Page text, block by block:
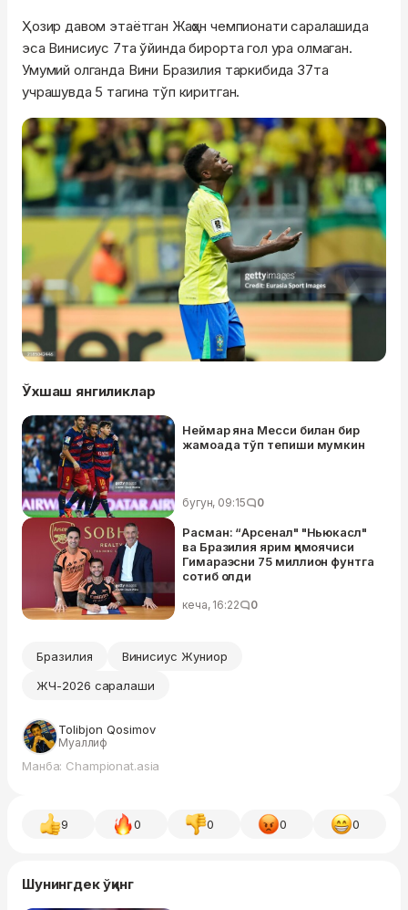
Ҳозир давом этаётган Жаҳон чемпионати саралашида
эса Винисиус 7та ўйинда бирорта гол ура олмаган.
Умумий олганда Вини Бразилия таркибида 37та
учрашувда 5 тагина тўп киритган.
Ўхшаш янгиликлар
Неймар яна Месси билан бир
жамоада тўп тепиши мумкин
бугун, 09:15 0
Расман: “Арсенал" "Ньюкасл"
ва Бразилия ярим ҳимоячиси
Гимараэсни 75 миллион фунтга
сотиб олди
кеча, 16:22 0
Бразилия
Винисиус Жуниор
ЖЧ-2026 саралаши
Tolibjon Qosimov
Муаллиф
Манба: Championat.asia
9 0 0 0 0
Шунингдек ўқинг